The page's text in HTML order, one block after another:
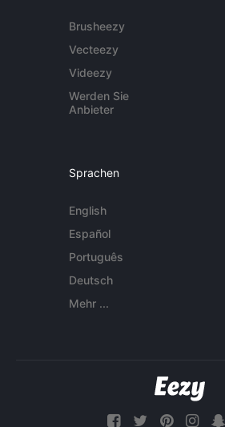
Brusheezy
Vecteezy
Videezy
Werden Sie
Anbieter
Sprachen
English
Español
Português
Deutsch
Mehr ...